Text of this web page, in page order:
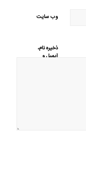
وب‌ سایت
ذخیره نام،
ایمیل و